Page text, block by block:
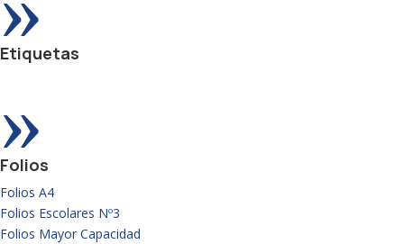
Etiquetas
»
Folios
Folios A4
Folios Escolares Nº3
Folios Mayor Capacidad